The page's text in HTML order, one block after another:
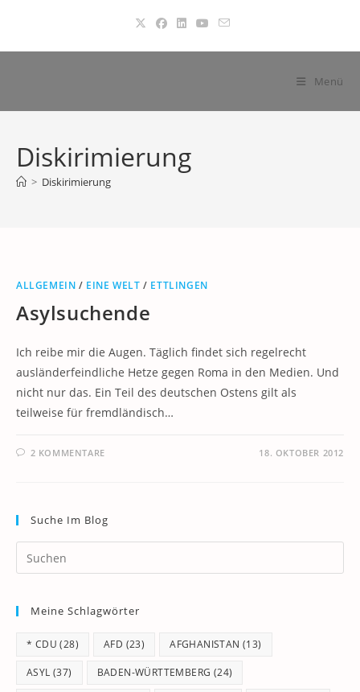
springen
Menü
Diskirimierung
> Diskirimierung
ALLGEMEIN / EINE WELT / ETTLINGEN
Asylsuchende
Ich reibe mir die Augen. Täglich findet sich regelrecht
ausländerfeindliche Hetze gegen Roma in den Medien. Und
nicht nur das. Ein Teil des deutschen Ostens gilt als
teilweise für fremdländisch…
2 KOMMENTARE 18. OKTOBER 2012
Suche Im Blog
Meine Schlagwörter
* CDU (28) AFD (23) AFGHANISTAN (13)
ASYL (37) BADEN-WÜRTTEMBERG (24)